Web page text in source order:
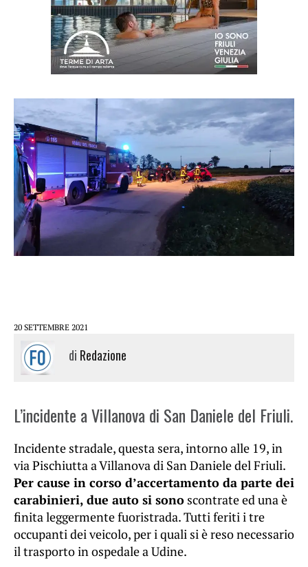
20 SETTEMBRE 2021
di Redazione
L’incidente a Villanova di San Daniele del Friuli.
Incidente stradale, questa sera, intorno alle 19, in
via Pischiutta a Villanova di San Daniele del Friuli.
Per cause in corso d’accertamento da parte dei
carabinieri, due auto si sono scontrate ed una è
finita leggermente fuoristrada. Tutti feriti i tre
occupanti dei veicolo, per i quali si è reso necessario
il trasporto in ospedale a Udine.